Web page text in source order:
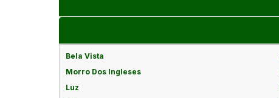
Bela Vista
Morro Dos Ingleses
Luz